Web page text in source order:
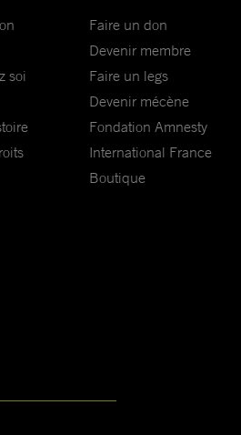
soi
Faire un don
Devenir membre
Faire un legs
Devenir mécène
Fondation Amnesty
International France
Boutique